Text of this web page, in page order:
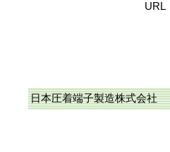
URL
日本圧着端子製造株式会社